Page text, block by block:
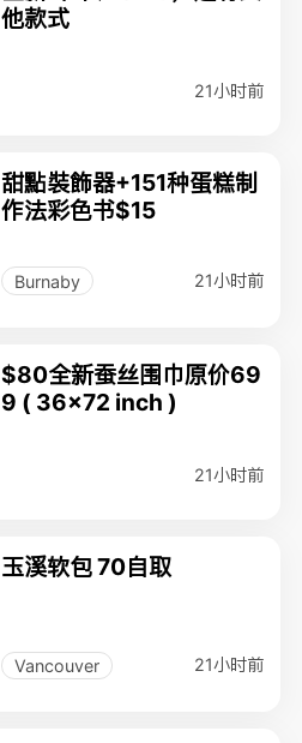
他款式
21小时前
甜點裝飾器+151种蛋糕制
作法彩色书$15
Burnaby 21小时前
$80全新蚕丝围巾原价69
9 ( 36x72 inch )
21小时前
玉溪软包 70自取
Vancouver 21小时前